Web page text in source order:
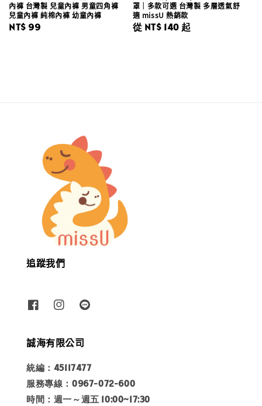
內褲 台灣製 兒童內褲 男童四角褲
兒童內褲 純棉內褲 幼童內褲
Regular
NT$ 99
罩｜多款可選 台灣製 多層透氣舒
適 missU 熱銷款
Regular
從 NT$ 140起
追蹤我們
誠海有限公司
統編：45117477
服務專線：0967-072-600
時間：週一～週五 10:00~17:30